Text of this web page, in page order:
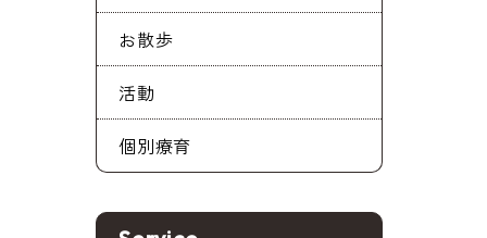
お散歩
活動
個別療育